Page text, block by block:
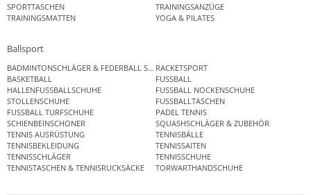
SPORTTASCHEN
TRAININGSANZÜGE
TRAININGSMATTEN
YOGA & PILATES
Ballsport
BADMINTONSCHLÄGER & FEDERBALL SETSRACKETSPORT
BASKETBALL
FUSSBALL
HALLENFUSSBALLSCHUHE
FUSSBALL NOCKENSCHUHE
STOLLENSCHUHE
FUSSBALLTASCHEN
FUSSBALL TURFSCHUHE
PADEL TENNIS
SCHIENBEINSCHONER
SQUASHSCHLÄGER & ZUBEHÖR
TENNIS AUSRÜSTUNG
TENNISBÄLLE
TENNISBEKLEIDUNG
TENNISSAITEN
TENNISSCHLÄGER
TENNISSCHUHE
TENNISTASCHEN & TENNISRUCKSÄCKE
TORWARTHANDSCHUHE